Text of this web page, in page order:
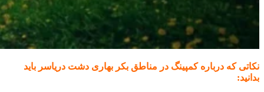
نکاتی که درباره کمپینگ در مناطق بکر بهاری دشت دریاسر باید
بدانید: